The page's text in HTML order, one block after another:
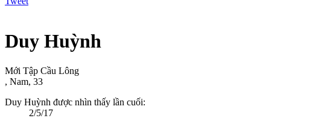
Duy Huỳnh
Mới Tập Cầu Lông
, Nam, 33
Duy Huỳnh được nhìn thấy lần cuối:
2/5/17